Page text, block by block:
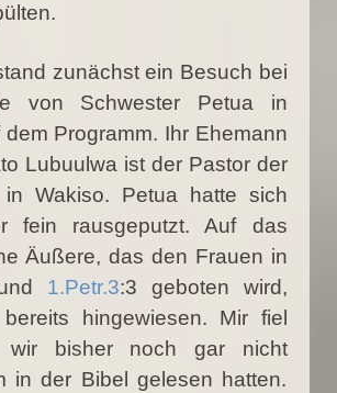
zunächst ein Besuch bei
von Schwester Petua in
dem Programm. Ihr Ehemann
Lubuulwa ist der Pastor der
in Wakiso. Petua hatte sich
fein rausgeputzt. Auf das
Äußere, das den Frauen in
1.Petr.3:3 geboten wird,
hingewiesen. Mir fiel
wir bisher noch gar nicht
in der Bibel gelesen hatten.